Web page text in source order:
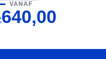
VANAF
640,00